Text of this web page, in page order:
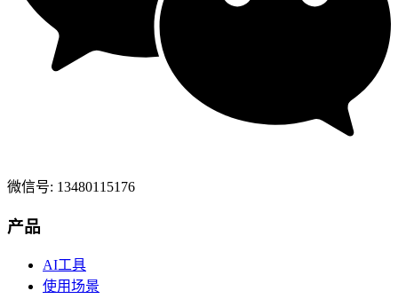
微信号: 13480115176
产品
AI工具
使用场景